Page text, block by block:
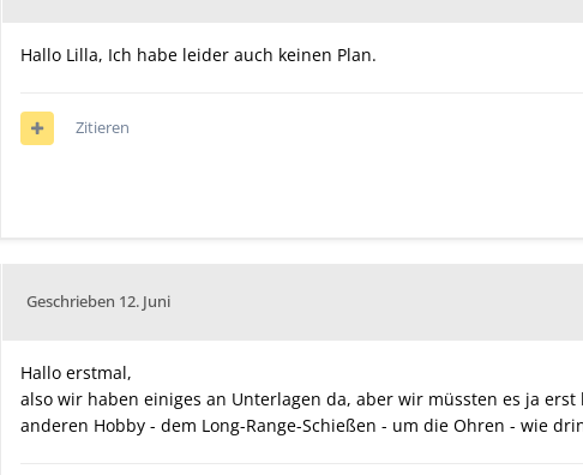
Hallo Lilla, Ich habe leider auch keinen Plan.
Zitieren
Geschrieben 12. Juni
Hallo erstmal,
also wir haben einiges an Unterlagen da, aber wir müssten es ja
anderen Hobby - dem Long-Range-Schießen - um die Ohren - wie